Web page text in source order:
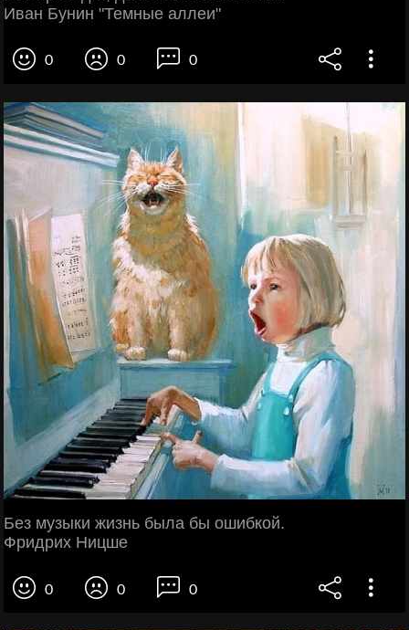
Иван Бунин "Темные аллеи"
0 0 0
Без музыки жизнь была бы ошибкой.
Фридрих Ницше
0 0 0